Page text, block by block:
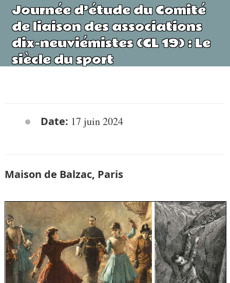
Journée d’étude du Comité
de liaison des associations
dix-neuviémistes (CL 19) : Le
siècle du sport
Date: 17 juin 2024
Maison de Balzac, Paris